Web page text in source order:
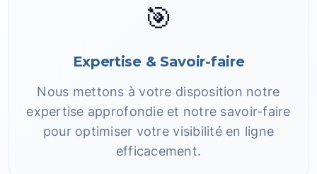
🎯
Expertise & Savoir-faire
Nous mettons à votre disposition notre
expertise approfondie et notre savoir-faire
pour optimiser votre visibilité en ligne
efficacement.